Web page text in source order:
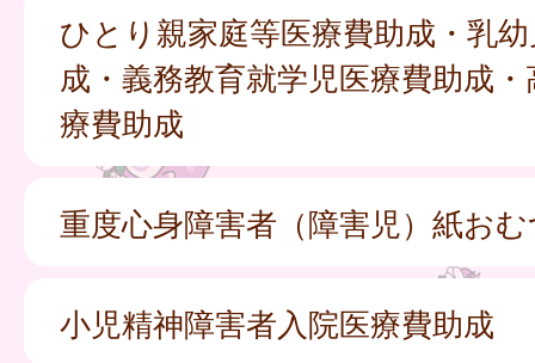
ひとり親家庭等医療費助成・乳
成・義務教育就学児医療費助成
療費助成
重度心身障害者（障害児）紙お
小児精神障害者入院医療費助成